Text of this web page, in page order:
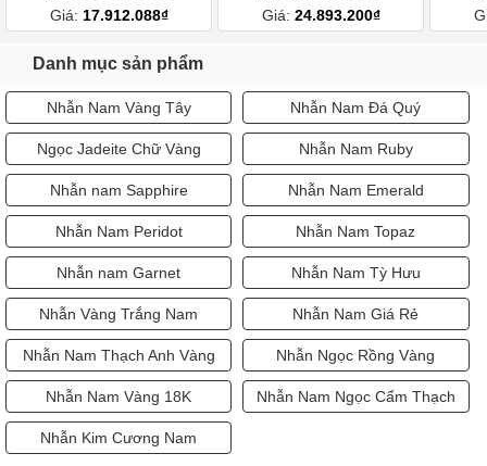
Giá: 17.912.088₫ Giá: 24.893.200₫
Danh mục sản phẩm
Nhẫn Nam Vàng Tây Nhẫn Nam Đá Quý
Ngọc Jadeite Chữ Vàng Nhẫn Nam Ruby
Nhẫn nam Sapphire Nhẫn Nam Emerald
Nhẫn Nam Peridot Nhẫn Nam Topaz
Nhẫn nam Garnet Nhẫn Nam Tỳ Hưu
Nhẫn Vàng Trắng Nam Nhẫn Nam Giá Rẻ
Nhẫn Nam Thạch Anh Vàng Nhẫn Ngọc Rồng Vàng
Nhẫn Nam Vàng 18K Nhẫn Nam Ngọc Cẩm Thạch
Nhẫn Kim Cương Nam